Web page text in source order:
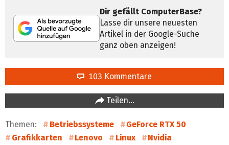
Dir gefällt ComputerBase?
Lasse dir unsere neuesten
Artikel in der Google-Suche
ganz oben anzeigen!
103 Kommentare
Teilen…
Themen: Betriebssysteme
GeForce RTX 50
Grafikkarten
Lenovo Linux
Nvidia